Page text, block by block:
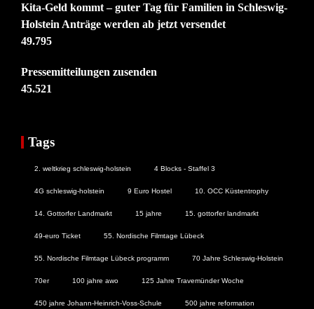
Kita-Geld kommt – guter Tag für Familien in Schleswig-
Holstein Anträge werden ab jetzt versendet
49.795
Pressemitteilungen zusenden
45.521
Tags
2. weltkrieg schleswig-holstein 4 Blocks - Staffel 3
4G schleswig-holstein 9 Euro Hostel 10. OCC Küstentrophy
14. Gottorfer Landmarkt 15 jahre 15. gottorfer landmarkt
49-euro Ticket 55. Nordische Filmtage Lübeck
55. Nordische Filmtage Lübeck programm 70 Jahre Schleswig-Holstein
70er 100 jahre awo 125 Jahre Travemünder Woche
450 jahre Johann-Heinrich-Voss-Schule 500 jahre reformation